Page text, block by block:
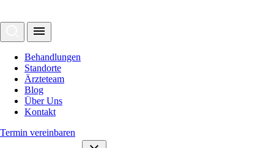
Behandlungen
Standorte
Ärzteteam
Blog
Über Uns
Kontakt
Termin vereinbaren